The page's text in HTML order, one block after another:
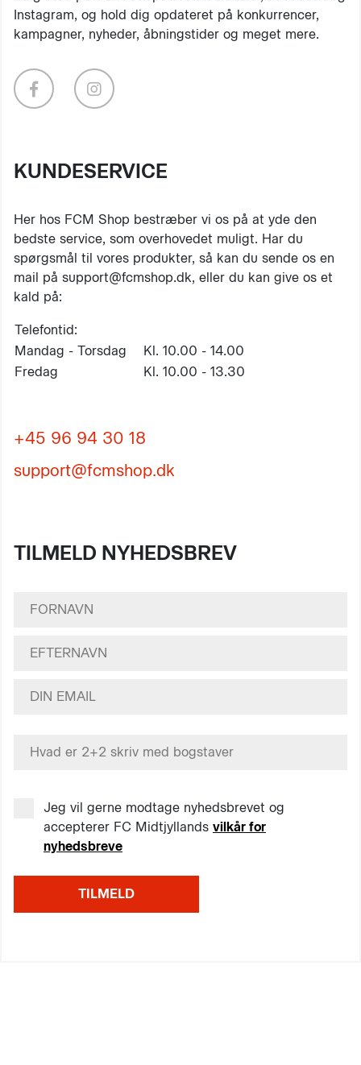
Instagram, og hold dig opdateret på konkurrencer,
kampagner, nyheder, åbningstider og meget mere.
KUNDESERVICE
Her hos FCM Shop bestræber vi os på at yde den
bedste service, som overhovedet muligt. Har du
spørgsmål til vores produkter, så kan du sende os en
mail på support@fcmshop.dk, eller du kan give os et
kald på:
Telefontid:
Mandag - Torsdag
Kl. 10.00 - 14.00
Fredag
Kl. 10.00 - 13.30
+45 96 94 30 18
support@fcmshop.dk
TILMELD NYHEDSBREV
Jeg vil gerne modtage nyhedsbrevet og
accepterer FC Midtjyllands vilkår for
nyhedsbreve